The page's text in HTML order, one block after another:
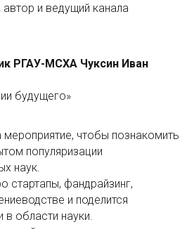
автор и ведущий канала
РГАУ-МСХА Чуксин Иван
будущего»
чтобы познакомить
популяризации
наук.
стартапы, фандрайзинг,
и поделится
области науки.